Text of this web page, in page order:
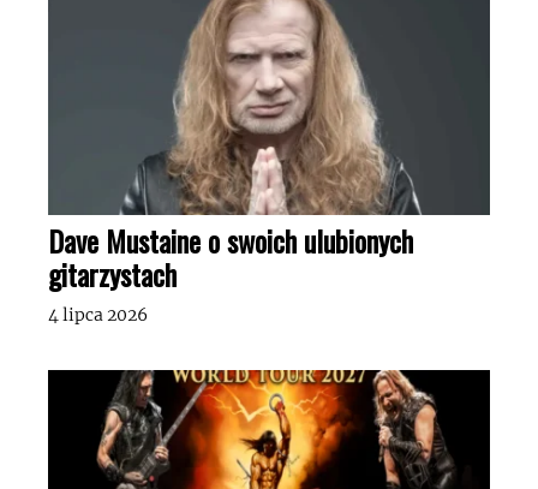
Dave Mustaine o swoich ulubionych
gitarzystach
4 lipca 2026